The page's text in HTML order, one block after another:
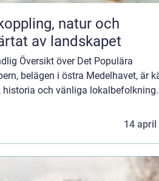
av landskapet
Översikt över Det Populära
belägen i östra Medelhavet, är
och vänliga
14 april